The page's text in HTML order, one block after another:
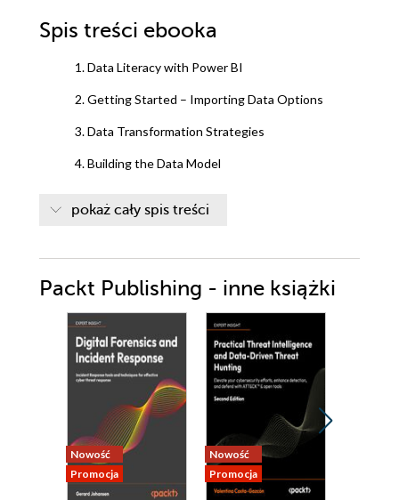
Spis treści ebooka
1. Data Literacy with Power BI
2. Getting Started – Importing Data Options
3. Data Transformation Strategies
4. Building the Data Model
6. Visualizing Data
7. Digital Storytelling with Power BI
8. Using a Cloud Deployment with the Power BI
Service
9. Microsoft Fabric for the Analyst
10. Copilot in Power BI
pokaż cały spis treści
Packt Publishing - inne książki
Nowość
Promocja
Nowość
Promocja